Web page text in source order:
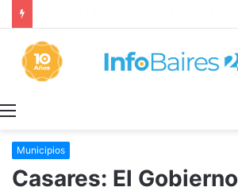
Municipios
Casares: El Gobierno